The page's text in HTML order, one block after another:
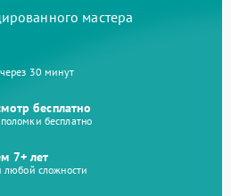
мастера
30 минут
бесплатно
бесплатно
7+ лет
любой сложности